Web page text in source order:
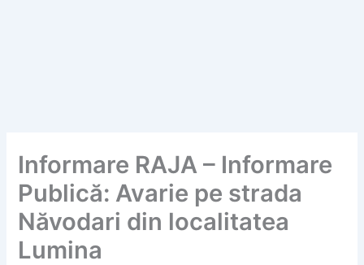
Informare RAJA – Informare
Publică: Avarie pe strada
Năvodari din localitatea
Lumina